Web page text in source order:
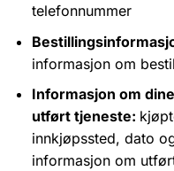
telefonnummer
informasjon om
Informasjon om
utført tjeneste:
innkjøpssted, dato
informasjon om